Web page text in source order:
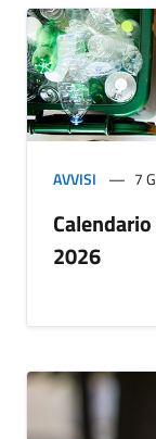
AVVISI 7
2026